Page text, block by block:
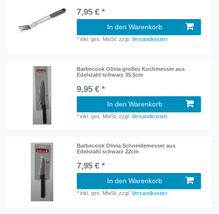
7,95 € *
In den Warenkorb
*inkl. ges. MwSt. zzgl.Versandkosten
Barbecook Olivia großes Kochmesser aus
Edelstahl schwarz 35.5cm
9,95 € *
In den Warenkorb
*inkl. ges. MwSt. zzgl.Versandkosten
Barbecook Olivia Schneidemesser aus
Edelstahl schwarz 22cm
7,95 € *
In den Warenkorb
*inkl. ges. MwSt. zzgl.Versandkosten